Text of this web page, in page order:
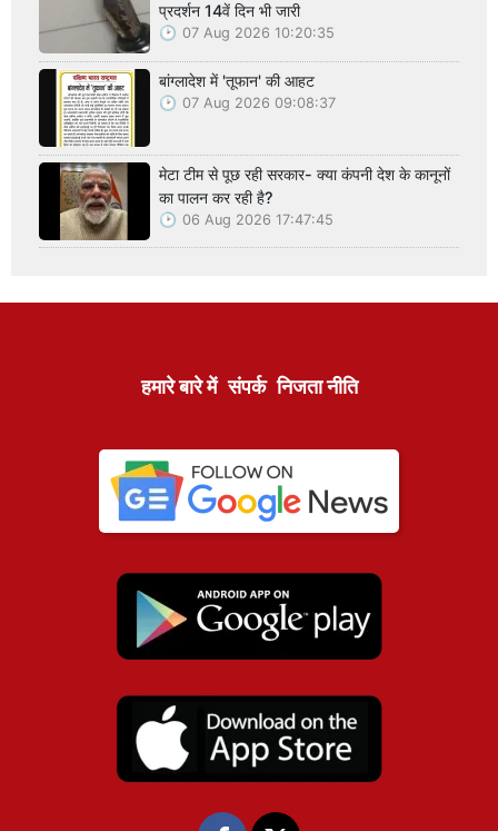
प्रदर्शन 14वें दिन भी जारी
07 Aug 2026 10:20:35
बांग्लादेश में 'तूफान' की आहट
07 Aug 2026 09:08:37
मेटा टीम से पूछ रही सरकार- क्या कंपनी देश के कानूनों
का पालन कर रही है?
06 Aug 2026 17:47:45
हमारे बारे में संपर्क निजता नीति